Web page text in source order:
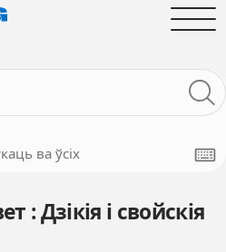
ва ўсіх
: Дзікія і свойскія